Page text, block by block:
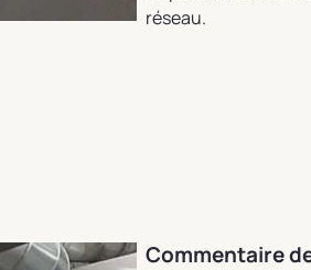
réseau.
Commentaire